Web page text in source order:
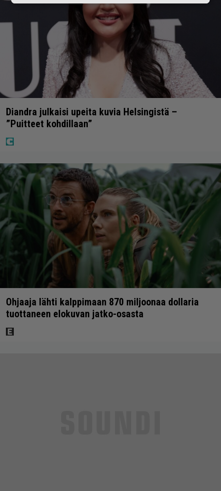
Diandra julkaisi upeita kuvia Helsingistä –
”Puitteet kohdillaan”
Ohjaaja lähti kalppimaan 870 miljoonaa dollaria
tuottaneen elokuvan jatko-osasta